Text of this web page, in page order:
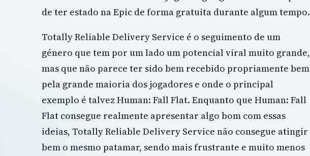
de ter estado na Epic de forma gratuita durante algum tempo.
Totally Reliable Delivery Service é o seguimento de um
género que tem por um lado um potencial viral muito grande,
mas que não parece ter sido bem recebido propriamente bem
pela grande maioria dos jogadores e onde o principal
exemplo é talvez Human: Fall Flat. Enquanto que Human: Fall
Flat consegue realmente apresentar algo bom com essas
ideias, Totally Reliable Delivery Service não consegue atingir
bem o mesmo patamar, sendo mais frustrante e muito menos